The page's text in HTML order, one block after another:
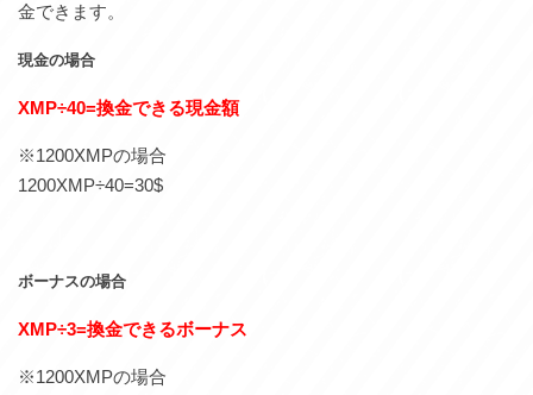
金できます。
現金の場合
XMP÷40=換金できる現金額
※1200XMPの場合
1200XMP÷40=30$
ボーナスの場合
XMP÷3=換金できるボーナス
※1200XMPの場合